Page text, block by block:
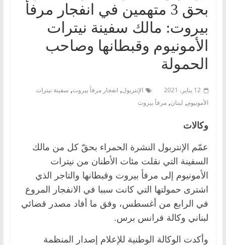
بحق 3 متهمين في انفجار مرفأ
بيروت: مالك سفينة نيترات
الأمونيوم وقبطانها وصاحب
الحمولة
12 يناير، 2021 الإنتربول, انفجار مرفأ بيروت, سفينة نيترات
الأمونيوم, لبنان, مرفأ بيروت
وكالات
عمّم الإنتربول النشرة الحمراء بحقّ كل من مالك
السفينة التي نقلت مئات الأطنان من نيترات
الأمونيوم إلى مرفأ بيروت وقبطانها والتاجر الذي
اشترى حمولتها التي كانت سببا في الانفجار المروع
في الرابع من أغسطس، وفق ما أفاد مصدر قضائي
لبناني وكالة فرانس برس.
وأكدت الوكالة الوطنية للإعلام إصدار المنظمة